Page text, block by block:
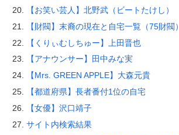
【お笑い芸人】北野武（ビートたけし）
【財閥】末裔の現在と自宅一覧（75財閥）
【くりぃむしちゅー】上田晋也
【アナウンサー】田中みな実
【Mrs. GREEN APPLE】大森元貴
【都道府県】長者番付1位の自宅
【女優】沢口靖子
サイト内検索結果